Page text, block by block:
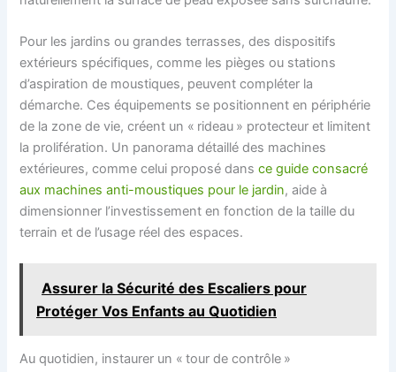
Pour les jardins ou grandes terrasses, des dispositifs
extérieurs spécifiques, comme les pièges ou stations
d’aspiration de moustiques, peuvent compléter la
démarche. Ces équipements se positionnent en périphérie
de la zone de vie, créent un « rideau » protecteur et limitent
la prolifération. Un panorama détaillé des machines
extérieures, comme celui proposé dansce guide consacré
aux machines anti-moustiques pour le jardin, aide à
dimensionner l’investissement en fonction de la taille du
terrain et de l’usage réel des espaces.
Assurer la Sécurité des Escaliers pour
Protéger Vos Enfants au Quotidien
Au quotidien, instaurer un « tour de contrôle »